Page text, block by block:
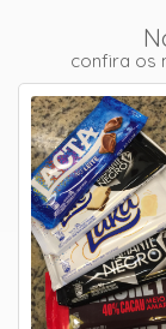
confira os